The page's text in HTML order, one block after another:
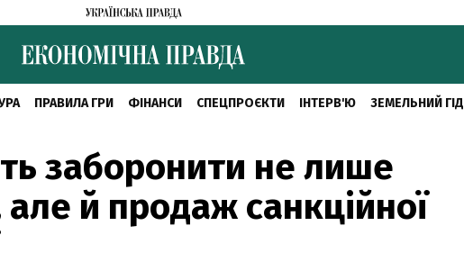
ПРАВИЛА ГРИ ФІНАНСИ СПЕЦПРОЄКТИ ІНТЕРВ'Ю ЗЕМЕЛЬНИЙ ГІД
заборонити не лише
й продаж санкційної